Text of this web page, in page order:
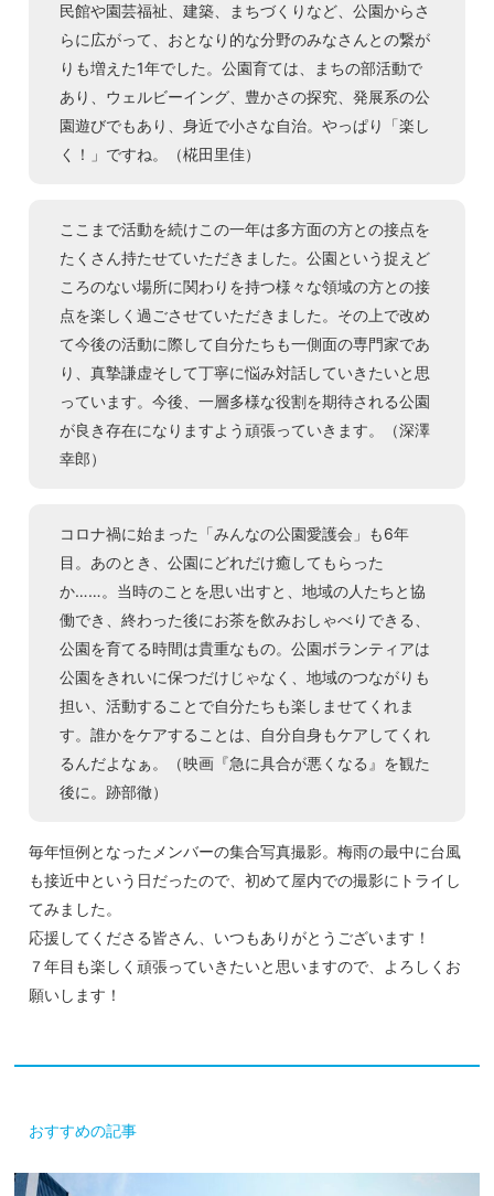
民館や園芸福祉、建築、まちづくりなど、公園からさ
らに広がって、おとなり的な分野のみなさんとの繋が
りも増えた1年でした。公園育ては、まちの部活動で
あり、ウェルビーイング、豊かさの探究、発展系の公
園遊びでもあり、身近で小さな自治。やっぱり「楽し
く！」ですね。（椛田里佳）
ここまで活動を続けこの一年は多方面の方との接点を
たくさん持たせていただきました。公園という捉えど
ころのない場所に関わりを持つ様々な領域の方との接
点を楽しく過ごさせていただきました。その上で改め
て今後の活動に際して自分たちも一側面の専門家であ
り、真摯謙虚そして丁寧に悩み対話していきたいと思
っています。今後、一層多様な役割を期待される公園
が良き存在になりますよう頑張っていきます。（深澤
幸郎）
コロナ禍に始まった「みんなの公園愛護会」も6年
目。あのとき、公園にどれだけ癒してもらった
か……。当時のことを思い出すと、地域の人たちと協
働でき、終わった後にお茶を飲みおしゃべりできる、
公園を育てる時間は貴重なもの。公園ボランティアは
公園をきれいに保つだけじゃなく、地域のつながりも
担い、活動することで自分たちも楽しませてくれま
す。誰かをケアすることは、自分自身もケアしてくれ
るんだよなぁ。（映画『急に具合が悪くなる』を観た
後に。跡部徹）
毎年恒例となったメンバーの集合写真撮影。梅雨の最中に台風
も接近中という日だったので、初めて屋内での撮影にトライし
てみました。
応援してくださる皆さん、いつもありがとうございます！
７年目も楽しく頑張っていきたいと思いますので、よろしくお
願いします！
おすすめの記事